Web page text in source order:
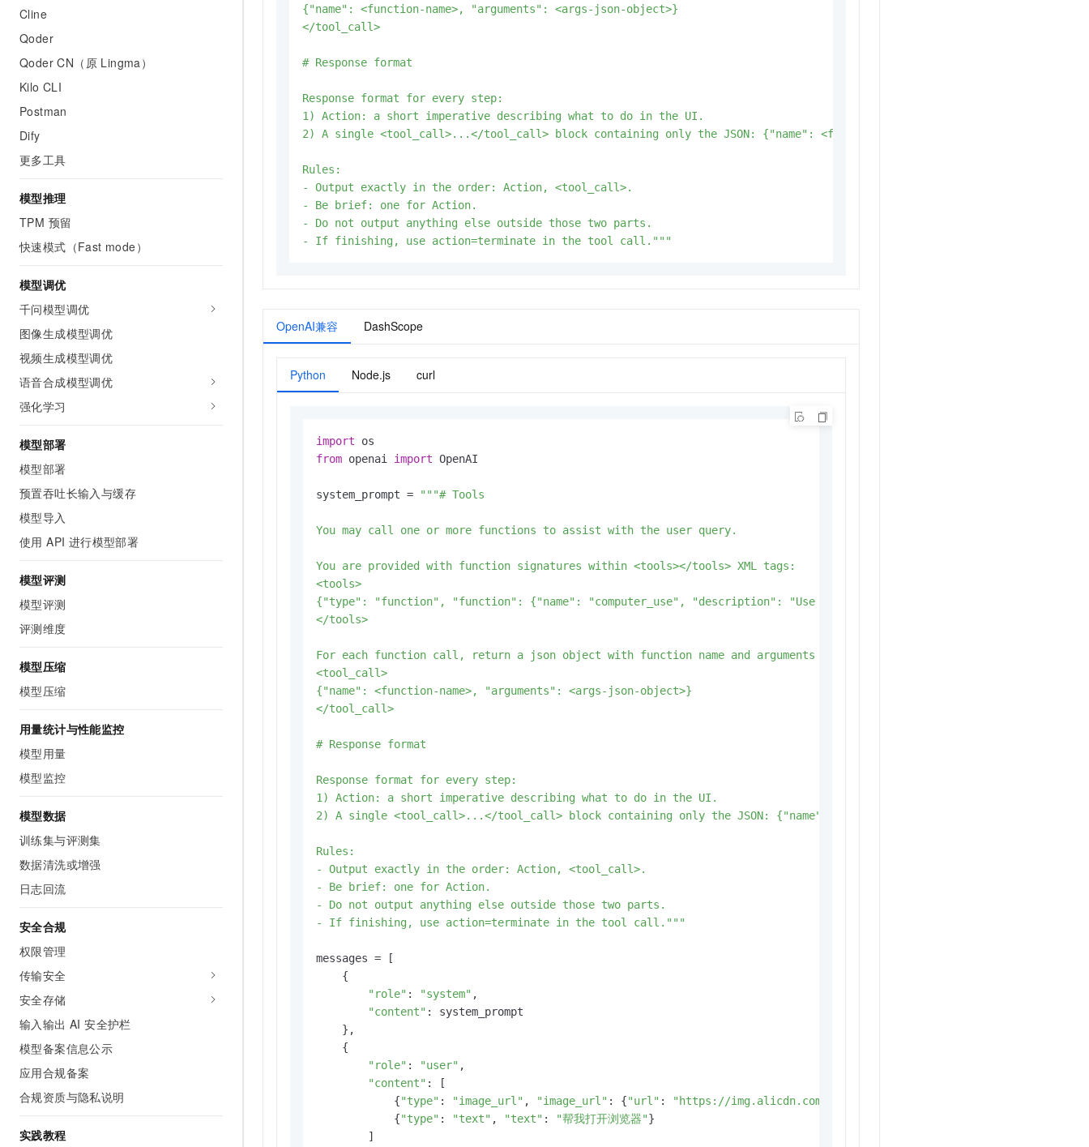
Cline
Qoder
Qoder CN（原 Lingma）
Kilo CLI
Postman
Dify
更多工具
模型推理
TPM 预留
快速模式（Fast mode）
模型调优
千问模型调优
图像生成模型调优
视频生成模型调优
语音合成模型调优
强化学习
模型部署
模型部署
预置吞吐长输入与缓存
模型导入
使用 API 进行模型部署
模型评测
模型评测
评测维度
模型压缩
模型压缩
用量统计与性能监控
模型用量
模型监控
模型数据
训练集与评测集
数据清洗或增强
日志回流
安全合规
权限管理
传输安全
安全存储
输⼊输出 AI 安全护栏
模型备案信息公示
应用合规备案
合规资质与隐私说明
实践教程
{"name": <function-name>, "arguments": <args-json-object>}
</tool_call>
# Response format
Response format for every step:
1) Action: a short imperative describing what to do in the UI.
2) A single <tool_call>...</tool_call> block containing only the JSON: {"name": <function-name>, "arguments": <args-
Rules:
- Output exactly in the order: Action, <tool_call>.
- Be brief: one for Action.
- Do not output anything else outside those two parts.
- If finishing, use action=terminate in the tool call."""
OpenAI兼容 DashScope
Python Node.js curl
import
from openai import OpenAI
system_prompt = """# Tools
You may call one or more functions to assist with the user query.
You are provided with function signatures within <tools></tools> XML tags:
<tools>
{"type": "function", "function": {"name": "computer_use", "description": "Use a mouse and keyboard to interact
</tools>
For each function call, return a json object with function name and arguments within <tool_call></tool_call> XML tags:
<tool_call>
{"name": <function-name>, "arguments": <args-json-object>}
</tool_call>
# Response format
Response format for every step:
1) Action: a short imperative describing what to do in the UI.
2) A single <tool_call>...</tool_call> block containing only the JSON: {"name": <function-name>, "arguments": <args-
Rules:
- Output exactly in the order: Action, <tool_call>.
- Be brief: one for Action.
- Do not output anything else outside those two parts.
- If finishing, use action=terminate in the tool call."""
messages = [
    {
"role" : "system" ,
"content" : system_prompt
    },
    {
"role" : "user" ,
"content" : [
            {
"type" : "image_url" , "image_url" : {"url" :
"https://img.alicdn.com/imgextra/i2/
            {
"type" : "text" , "text" : "帮我打开浏览器"}
        ]